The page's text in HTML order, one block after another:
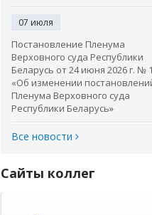
07 июля
Постановление Пленума
Верховного суда Республики
Беларусь от 24 июня 2026 г. №
«Об изменении
Пленума Верховного суда
Республики Беларусь»
Все новости
Сайты коллег